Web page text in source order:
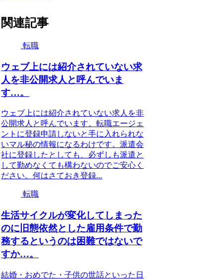
関連記事
転職
ウェブ上には紹介されていない求
人を非公開求人と呼んでいま
す…。
ウェブ上には紹介されていない求人を非
公開求人と呼んでいます。転職エージェ
ントに登録申請しないと手に入れられな
いマル秘の情報になるわけです。派遣会
社に登録したとしても、必ずしも派遣と
して勤めなくても構わないのでご安心く
ださい。何はさておき登録...
転職
生活サイクルが変化してしまった
のに旧態依然とした雇用条件で勤
務するというのは困難ではないで
すか…。
結婚・おめでた・子供の世話といった日